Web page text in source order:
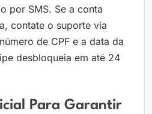
por SMS. Se a conta
contate o suporte via
de CPF e a data da
desbloqueia em até 24
Para Garantir